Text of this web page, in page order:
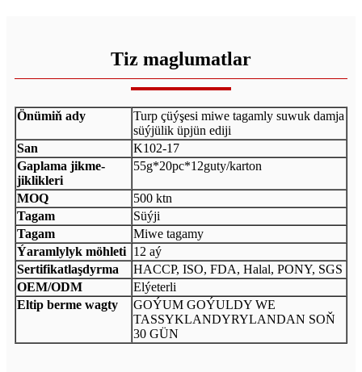
Tiz maglumatlar
Önümiň ady
Turp çüýşesi miwe tagamly suwuk damja
süýjülik üpjün ediji
San
K102-17
Gaplama jikme-
jiklikleri
55g*20pc*12guty/karton
MOQ
500 ktn
Tagam
Süýji
Tagam
Miwe tagamy
Ýaramlylyk möhleti 12 aý
Sertifikatlaşdyrma
HACCP, ISO, FDA, Halal, PONY, SGS
OEM/ODM
Elýeterli
Eltip berme wagty
GOÝUM GOÝULDY WE
TASSYKLANDYRYLANDAN SOŇ
30 GÜN